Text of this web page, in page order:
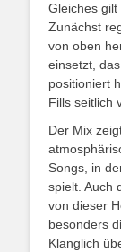
Gleiches
Zunächst
von oben
einsetzt,
positioniert
Fills seitlich
Der Mix
Songs, in
spielt. Auch
von dieser
besonders
Klanglich